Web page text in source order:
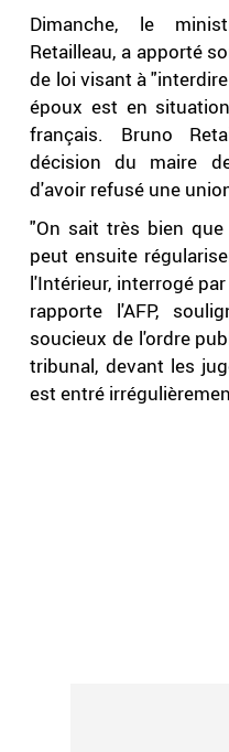
Dimanche, le
Retailleau, a apporté
de loi visant à
époux est en
français. Bruno
décision du maire
d'avoir refusé une
"On sait très bien
peut ensuite
l'Intérieur, interrogé
rapporte l'AFP,
soucieux de l'ordre
tribunal, devant les
est entré